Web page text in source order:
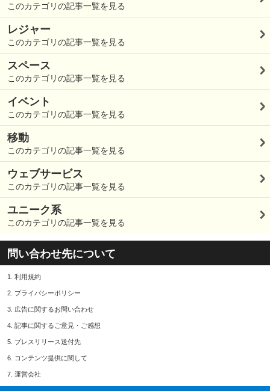
このカテゴリの記事一覧を見る
レジャー
このカテゴリの記事一覧を見る
スペース
このカテゴリの記事一覧を見る
イベント
このカテゴリの記事一覧を見る
移動
このカテゴリの記事一覧を見る
ウェブサービス
このカテゴリの記事一覧を見る
ユニーク系
このカテゴリの記事一覧を見る
問い合わせ先について
1. 利用規約
2. プライバシーポリシー
3. 広告に関するお問い合わせ
4. 記事に関するご意見・ご感想
5. プレスリリース送付先
6. コンテンツ提供に関して
7. 運営会社